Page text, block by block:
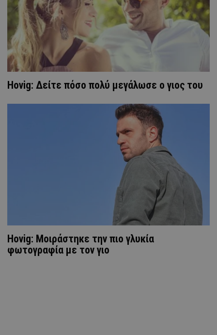
Hovig: Δείτε πόσο πολύ μεγάλωσε ο γιος του
Hovig: Μοιράστηκε την πιο γλυκία
φωτογραφία με τον γιο